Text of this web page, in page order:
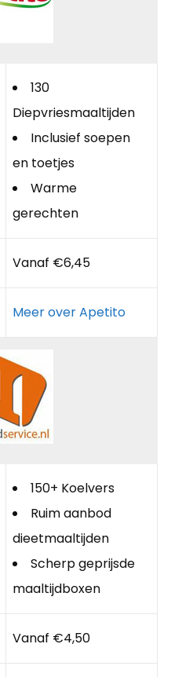
130
Diepvriesmaaltijden
Inclusief soepen
en toetjes
Warme
gerechten
Vanaf €6,45
Meer over Apetito
150+ Koelvers
Ruim aanbod
dieetmaaltijden
Scherp geprijsde
maaltijdboxen
Vanaf €4,50